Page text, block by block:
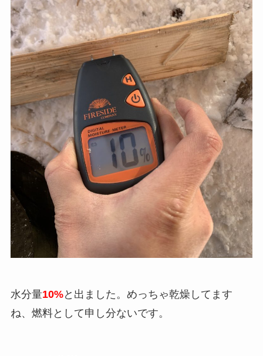
水分量10%と出ました。めっちゃ乾燥してます
ね、燃料として申し分ないです。